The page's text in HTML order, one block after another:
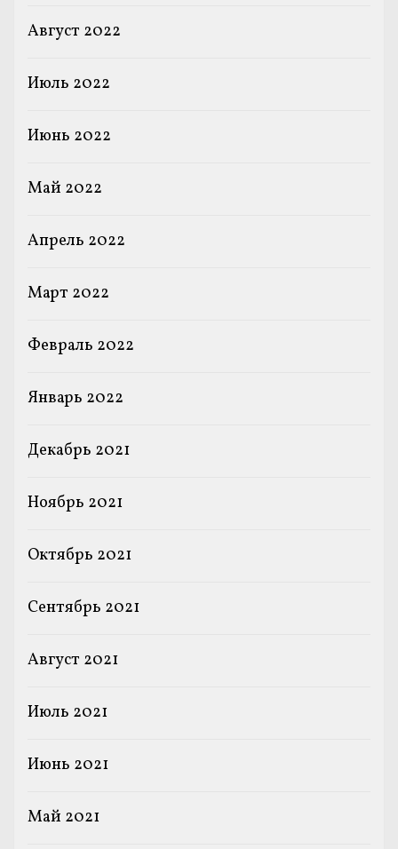
Август 2022
Июль 2022
Июнь 2022
Май 2022
Апрель 2022
Март 2022
Февраль 2022
Январь 2022
Декабрь 2021
Ноябрь 2021
Октябрь 2021
Сентябрь 2021
Август 2021
Июль 2021
Июнь 2021
Май 2021